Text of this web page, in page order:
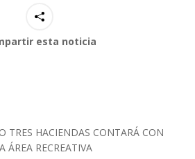
esta noticia
TRES HACIENDAS CONTARÁ CON
ÁREA RECREATIVA